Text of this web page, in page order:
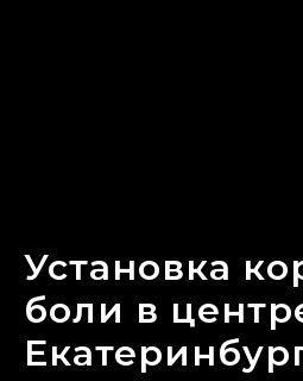
Установка
боли в